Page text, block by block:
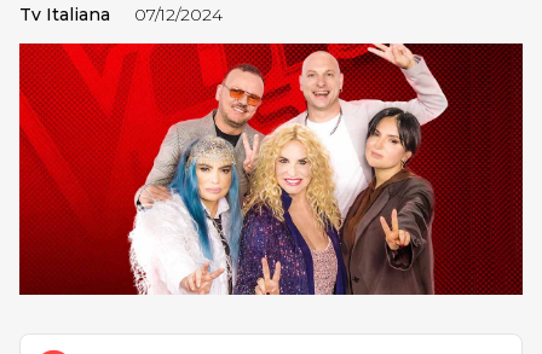
Tv Italiana 07/12/2024